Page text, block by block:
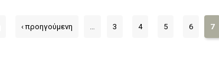
‹ προηγούμενη … 3 4 5 6 7